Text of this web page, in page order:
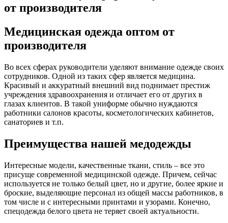
от производителя
Медицинская одежда оптом от
производителя
Во всех сферах руководители уделяют внимание одежде своих
сотрудников. Одной из таких сфер является медицина.
Красивый и аккуратный внешний вид поднимает престиж
учреждения здравоохранения и отличает его от других в
глазах клиентов. В такой униформе обычно нуждаются
работники салонов красоты, косметологических кабинетов,
санаториев и т.п.
Преимущества нашей медодежды
Интересные модели, качественные ткани, стиль – все это
присуще современной медицинской одежде. Причем, сейчас
используется не только белый цвет, но и другие, более яркие и
броские, выделяющие персонал из общей массы работников, в
том числе и с интересными принтами и узорами. Конечно,
спецодежда белого цвета не теряет своей актуальности.